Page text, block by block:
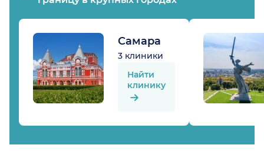
Самара
3 клиники
Найти
клинику